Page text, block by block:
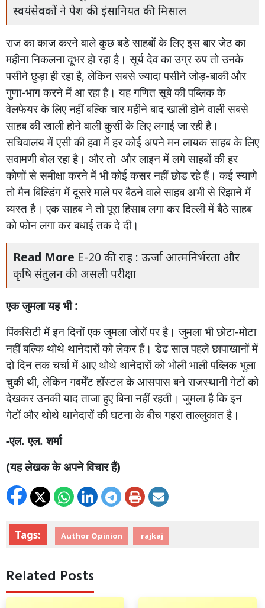
स्वयंसेवकों ने पेश की इंसानियत की मिसाल
राजकाकाजकरनेवालेकुछबडेसाहबोंकेलिएइसबारजेठका
महीनानिकलनादूभरहोरहाहै। सूर्यदेवकाउग्ररुपतोउनके
पसीनेछुड़ाहीरहाहै,लेकिनसबसेज्यादापसीनेजोड़-बाकीऔर
गुणा-भागकरनेमेंआरहाहै। यहगणितसूबेकीपब्लिकके
वेलफेयरकेलिएनहींबल्किचारमहीनेबादखालीहोनेवालीसबसे
साहबकीखालीहोनेवालीकुर्सीकेलिएलगाईजारहीहै।
सचिवालयमेंएसीकीहवामेंहरकोईअपनेमनलायकसाहबकेलिए
सवामणीबोलरहाहै। औरतो औरलाइनमेंलगेसाहबोंकीहर
कोणोंसेसमीक्षाकरनेमेंभीकोईकसरनहींछोडरहेहैं। कईस्याणे
तोमैनबिल्डिंगमेंदूसरेमालेपरबैठनेवालेसाहबअभीसेरिझानेमें
व्यस्तहै। एकसाहबनेतोपूराहिसाबलगाकरदिल्लीमेंबैठेसाहब
कोफोनलगाकरबधाईतकदेदी।
Read More E-20 की राह : ऊर्जा आत्मनिर्भरता और
कृषि संतुलन की असली परीक्षा
एकजुमलायहभी :
पिंकसिटीमेंइनदिनोंएकजुमलाजोरोंपरहै। जुमलाभीछोटा-मोटा
नहींबल्कि थोथे थानेदारोंकोलेकरहैं। डेढसालपहलेछापाखानोंमें
दोदिनतकचर्चामेंआए थोथे थानेदारोंकोभोलीभालीपब्लिकभुला
चुकी थी,लेकिनगवर्मेंटहॉस्टलकेआसपासबनेराजस्थानीगेटोंको
देखकरउनकीयादताजाहुएबिनानहींरहती। जुमलाहैकिइन
गेटोंऔर थोथे थानेदारोंकीघटनाकेबीचगहराताल्लुकातहै।
-एल. एल. शर्मा
(यहलेखककेअपनेविचारहैं)
Tags: Author Opinion rajkaj
Related Posts